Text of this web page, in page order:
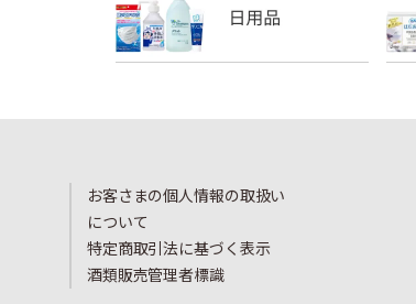
お客さまの個人情報の取扱い
について
特定商取引法に基づく表示
酒類販売管理者標識